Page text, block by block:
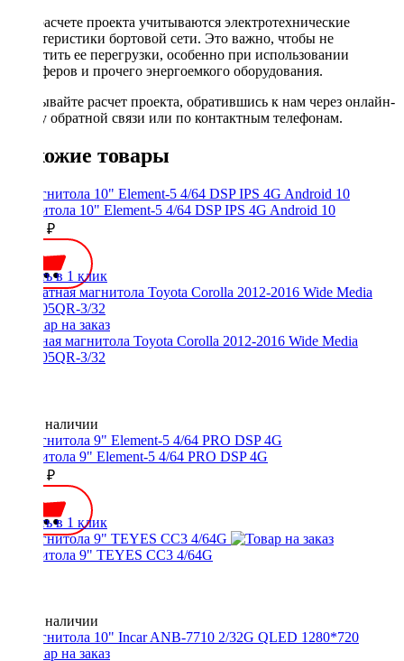
При расчете проекта учитываются электротехнические
характеристики бортовой сети. Это важно, чтобы не
допустить ее перегрузки, особенно при использовании
сабвуферов и прочего энергоемкого оборудования.
Заказывайте расчет проекта, обратившись к нам через онлайн-
форму обратной связи или по контактным телефонам.
Похожие товары
Магнитола 10" Element-5 4/64 DSP IPS 4G Android 10
21990 ₽
Купить в 1 клик
Штатная магнитола Toyota Corolla 2012-2016 Wide Media
KS1005QR-3/32
Нет в наличии
Магнитола 9" Element-5 4/64 PRO DSP 4G
24500 ₽
Купить в 1 клик
Магнитола 9" TEYES CC3 4/64G
Нет в наличии